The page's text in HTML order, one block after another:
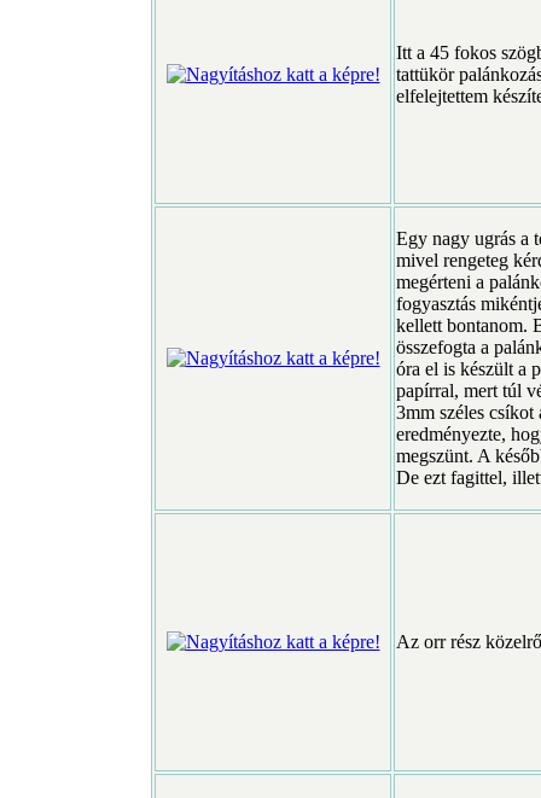
Itt a 45 fokos
tattükör
elfelejtettem
Egy nagy ugrás a
mivel rengeteg
megérteni a
fogyasztás
kellett bontanom.
összefogta a
óra el is készült a
papírral, mert túl
3mm széles csíkot
eredményezte,
megszünt. A
De ezt fagittel,
Az orr rész